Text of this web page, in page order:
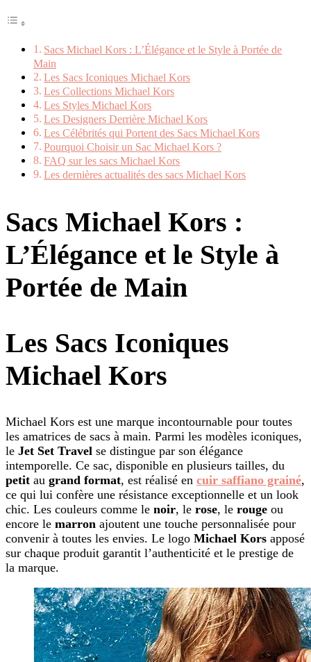
Sacs Michael Kors : L’Élégance et le Style à Portée de
Main
Les Sacs Iconiques Michael Kors
Les Collections Michael Kors
Les Styles Michael Kors
Les Designers Derrière Michael Kors
Les Célébrités qui Portent des Sacs Michael Kors
Pourquoi Choisir un Sac Michael Kors ?
FAQ sur les sacs Michael Kors
Les dernières actualités des sacs Michael Kors
Sacs Michael Kors :
L’Élégance et le Style à
Portée de Main
Les Sacs Iconiques
Michael Kors
Michael Kors est une marque incontournable pour toutes
les amatrices de sacs à main. Parmi les modèles iconiques,
le Jet Set Travel se distingue par son élégance
intemporelle. Ce sac, disponible en plusieurs tailles, du
petit au grand format, est réalisé en cuir saffiano grainé,
ce qui lui confère une résistance exceptionnelle et un look
chic. Les couleurs comme le noir, le rose, le rouge ou
encore le marron ajoutent une touche personnalisée pour
convenir à toutes les envies. Le logo Michael Kors apposé
sur chaque produit garantit l’authenticité et le prestige de
la marque.